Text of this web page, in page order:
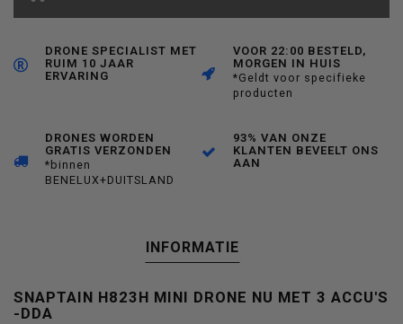
DRONE SPECIALIST MET
RUIM 10 JAAR
ERVARING
VOOR 22:00 BESTELD,
MORGEN IN HUIS
*Geldt voor specifieke
producten
DRONES WORDEN
GRATIS VERZONDEN
*binnen
BENELUX+DUITSLAND
93% VAN ONZE
KLANTEN BEVEELT ONS
AAN
INFORMATIE
SNAPTAIN H823H MINI DRONE NU MET 3 ACCU'S
-DDA